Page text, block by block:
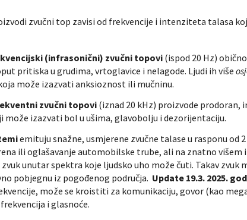
zvučni top zavisi od frekvencije i intenziteta talasa
(infrasonični) zvučni topovi (ispod 20 Hz)
pritiska u grudima, vrtoglavice i nelagode. Ljudi ih više
može izazvati anksioznost ili mučninu.
zvučni topovi(iznad 20 kHz) proizvode
može izazvati bol u ušima, glavobolju i dezorijentaciju.
emituju snažne, usmjerene zvučne talase u rasponu od
ili oglašavanje automobilske trube, ali na znatno višem
unutar spektra koje ljudsko uho može čuti. Takav zvuk
pobjegnu iz pogođenog područja. Update 19.3. 2025.
može se kroistiti za komunikaciju, govor (kao
i glasnoće.